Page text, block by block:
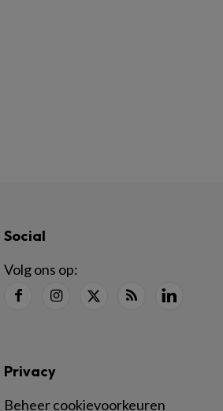
Social
Volg ons op:
Privacy
Beheer cookievoorkeuren